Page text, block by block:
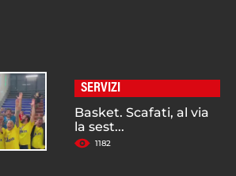
SERVIZI
Basket. Scafati, al via
la sest...
1182